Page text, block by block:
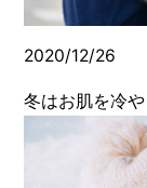
2020/12/26
冬はお肌を冷